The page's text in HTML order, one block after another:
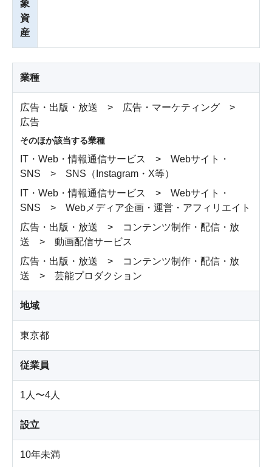
象
資
産
業種
広告・出版・放送 > 広告・マーケティング >
広告
そのほか該当する業種
IT・Web・情報通信サービス > Webサイト・
SNS > SNS（Instagram・X等）
IT・Web・情報通信サービス > Webサイト・
SNS > Webメディア企画・運営・アフィリエイト
広告・出版・放送 > コンテンツ制作・配信・放
送 > 動画配信サービス
広告・出版・放送 > コンテンツ制作・配信・放
送 > 芸能プロダクション
地域
東京都
従業員
1人〜4人
設立
10年未満